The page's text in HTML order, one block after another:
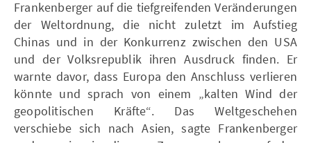
Frankenberger auf die tiefgreifenden Veränderungen
der Weltordnung, die nicht zuletzt im Aufstieg
Chinas und in der Konkurrenz zwischen den USA
und der Volksrepublik ihren Ausdruck finden. Er
warnte davor, dass Europa den Anschluss verlieren
könnte und sprach von einem „kalten Wind der
geopolitischen Kräfte“. Das Weltgeschehen
verschiebe sich nach Asien, sagte Frankenberger